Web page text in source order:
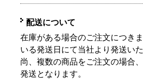
配送について
在庫がある場合のご注文につき
いる発送日にて当社より発送い
尚、複数の商品をご注文の場合
発送となります。